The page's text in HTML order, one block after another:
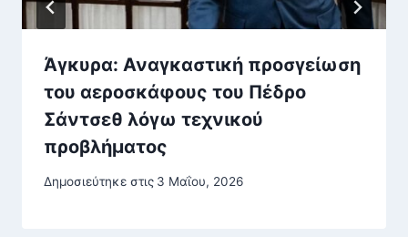
Άγκυρα: Αναγκαστική προσγείωση
του αεροσκάφους του Πέδρο
Σάντσεθ λόγω τεχνικού
προβλήματος
Δημοσιεύτηκε στις 3 Μαΐου, 2026